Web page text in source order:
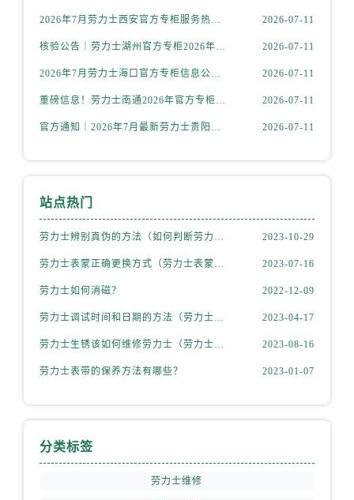
2026年7月劳力士西安官方专柜服务热线一览｜客户服务渠道与专柜名录 2026-07-11
核验公告｜劳力士湖州官方专柜2026年7月最新客户服务热线与专柜信息 2026-07-11
2026年7月劳力士海口官方专柜信息公告｜客户服务热线+门店服务 2026-07-11
重磅信息！劳力士南通2026年官方专柜客户服务升级公告，7月热线全新公示 2026-07-11
官方通知｜2026年7月最新劳力士贵阳专柜客服热线，服务信息全面公示 2026-07-11
站点热门
劳力士辨别真伪的方法（如何判断劳力士的真假） 2023-10-29
劳力士表蒙正确更换方式（劳力士表蒙更换知识） 2023-07-16
劳力士如何消磁？ 2022-12-09
劳力士调试时间和日期的方法（劳力士该如何调试） 2023-04-17
劳力士生锈该如何维修劳力士（劳力士生锈怎么处理） 2023-08-16
劳力士表带的保养方法有哪些？ 2023-01-07
分类标签
劳力士维修